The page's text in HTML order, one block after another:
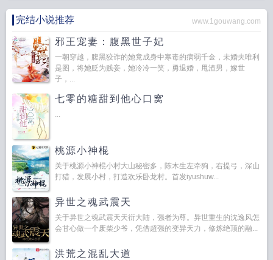
完结小说推荐 www.1gouwang.com
邪王宠妻：腹黑世子妃
一朝穿越，腹黑狡诈的她竟成身中寒毒的病弱千金，未婚夫唯利
是图，将她贬为贱妾，她冷冷一笑，勇退婚，甩渣男，嫁世
子，...
七零的糖甜到他心口窝
...
桃源小神棍
关于桃源小神棍小村大山秘密多，陈木生左牵狗，右提弓，深山
打猎，发展小村，打造欢乐卧龙村。首发iyushuw...
异世之魂武震天
关于异世之魂武震天天衍大陆，强者为尊。异世重生的沈逸风怎
会甘心做一个废柴少爷，凭借超强的变异天力，修炼绝顶的融...
洪荒之混乱大道